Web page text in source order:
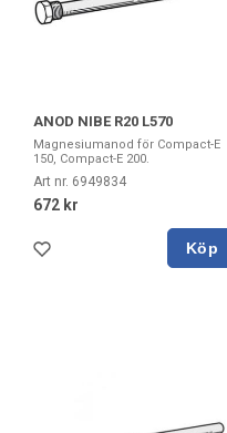
ANOD NIBE R20 L570
Magnesiumanod för Compact-E
150, Compact-E 200.
Art nr. 6949834
672 kr
Köp